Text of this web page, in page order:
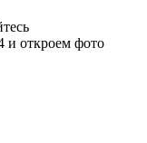
и откроем фото